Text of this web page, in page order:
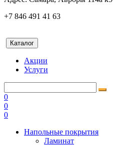
+7 846 491 41 63
Каталог
Акции
Услуги
0
0
0
Напольные покрытия
Ламинат